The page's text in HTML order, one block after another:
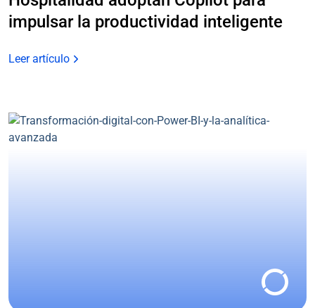
impulsar la productividad inteligente
Leer artículo